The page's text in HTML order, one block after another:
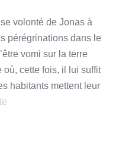
volonté de Jonas à
pérégrinations dans le
vomi sur la terre
où, cette fois, il lui suffit
habitants mettent leur